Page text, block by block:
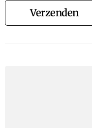
Verzenden